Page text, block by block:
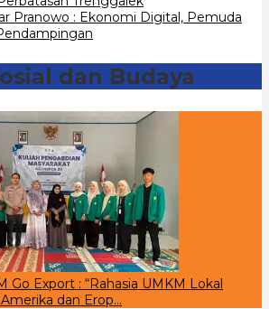
Pranowo : Ekonomi Digital, Pemuda
dan Budaya
Go Export : “Rahasia UMKM Lokal
dan Erop…